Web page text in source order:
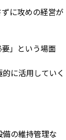
に攻めの経営が
」という場面
に活用していく
の維持管理な